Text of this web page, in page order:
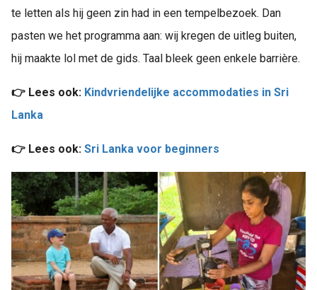
te letten als hij geen zin had in een tempelbezoek. Dan
pasten we het programma aan: wij kregen de uitleg buiten,
hij maakte lol met de gids. Taal bleek geen enkele barrière.
👉 Lees ook: Kindvriendelijke accommodaties in Sri
Lanka
👉 Lees ook: Sri Lanka voor beginners